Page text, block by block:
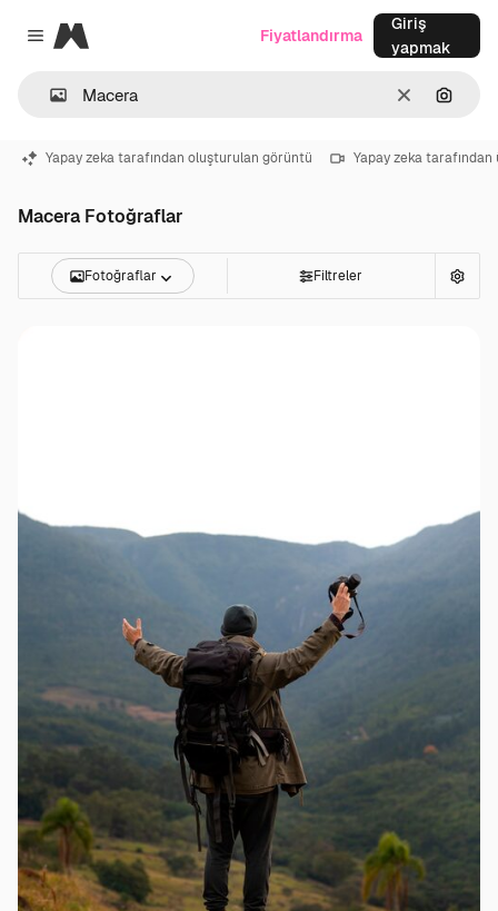
Close menu
Magnific
Temizlemek
Fiyatlandırma
Giriş
yapmak
Yapay zeka tarafından oluşturulan görüntü Yapay zeka
Macera Fotoğraflar
Fotoğraflar Filtreler